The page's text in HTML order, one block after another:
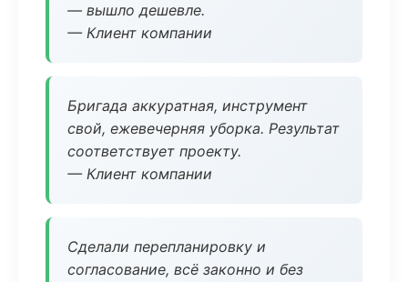
— вышло дешевле.
— Клиент компании
Бригада аккуратная, инструмент
свой, ежевечерняя уборка. Результат
соответствует проекту.
— Клиент компании
Сделали перепланировку и
согласование, всё законно и без